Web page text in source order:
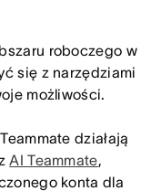
roboczego w
się z narzędziami
możliwości.
działają
AI Teammate,
konta dla